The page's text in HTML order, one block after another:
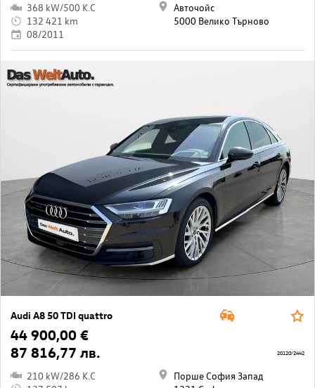
368 kW/500 K.C
132 421 km
08/2011
Авточойс
5000 Велико Търново
Audi A8 50 TDI quattro
44 900,00 €
87 816,77 лв.
210 kW/286 K.C
Порше София Запад
20120/2442